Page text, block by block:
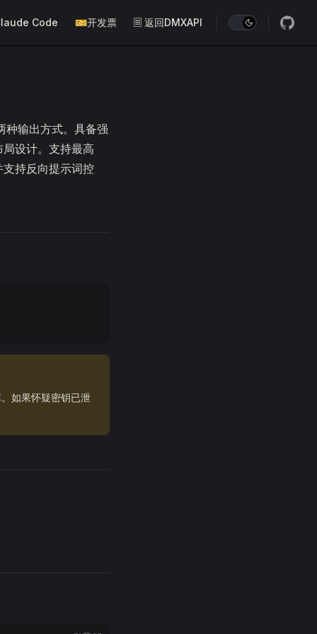
Code 🎫开发票 🗏 返回DMXAPI
种输出方式。具备强
设计。支持最高
持反向提示词控
如果怀疑密钥已泄